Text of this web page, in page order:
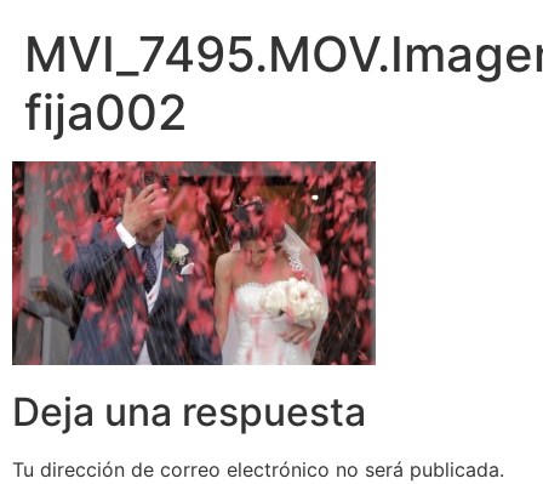
fija002
Deja una respuesta
Tu dirección de correo electrónico no será publicada.